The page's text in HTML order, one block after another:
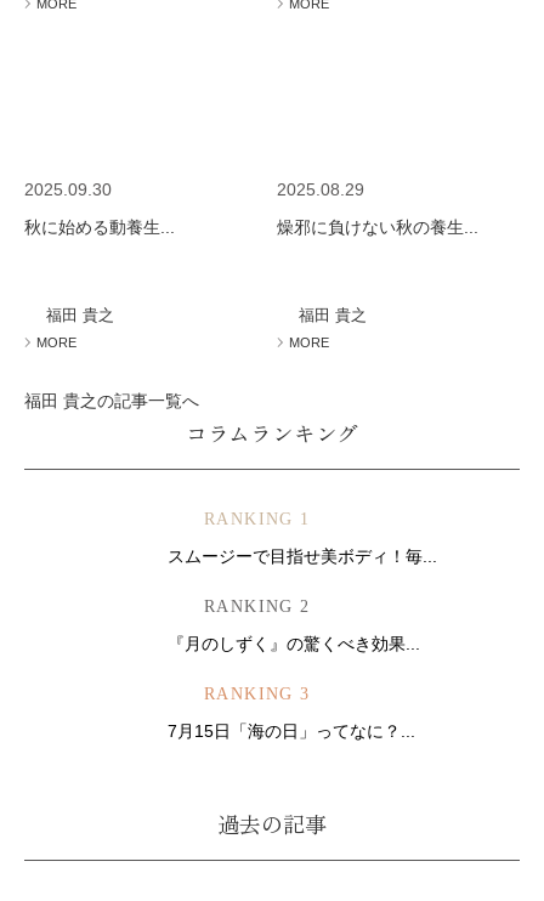
MORE MORE
2025.09.30
秋に始める動養生...
福田 貴之
MORE
2025.08.29
燥邪に負けない秋の養生...
福田 貴之
MORE
福田 貴之の記事一覧へ
コラムランキング
RANKING 1
スムージーで目指せ美ボディ！毎...
RANKING 2
『月のしずく』の驚くべき効果...
RANKING 3
7月15日「海の日」ってなに？...
過去の記事